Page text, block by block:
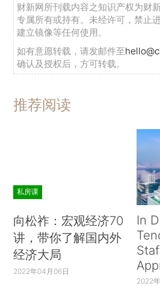
财新网所刊载内容之知识产权为财
专属所有或持有。未经许可，禁止
建立镜像等任何使用。
如有意愿转载，请发邮件至
确认及授权后，方可转载。
推荐阅读
私房课
向松祚：宏观经济70
讲，带你了解国内外
经济大局
2022年04月06日
In
2022